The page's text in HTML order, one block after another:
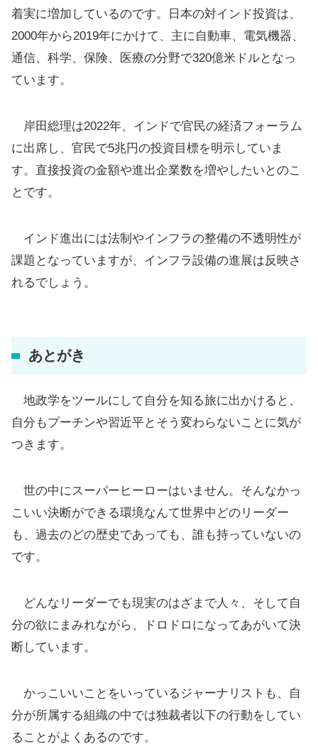
着実に増加しているのです。日本の対インド投資は、
2000年から2019年にかけて、主に自動車、電気機器、
通信、科学、保険、医療の分野で320億米ドルとなっ
ています。
岸田総理は2022年、インドで官民の経済フォーラム
に出席し、官民で5兆円の投資目標を明示していま
す。直接投資の金額や進出企業数を増やしたいとのこ
とです。
インド進出には法制やインフラの整備の不透明性が
課題となっていますが、インフラ設備の進展は反映さ
れるでしょう。
あとがき
地政学をツールにして自分を知る旅に出かけると、
自分もプーチンや習近平とそう変わらないことに気が
つきます。
世の中にスーパーヒーローはいません。そんなかっ
こいい決断ができる環境なんて世界中どのリーダー
も、過去のどの歴史であっても、誰も持っていないの
です。
どんなリーダーでも現実のはざまで人々、そして自
分の欲にまみれながら、ドロドロになってあがいて決
断しています。
かっこいいことをいっているジャーナリストも、自
分が所属する組織の中では独裁者以下の行動をしてい
ることがよくあるのです。